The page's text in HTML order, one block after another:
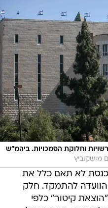
וחלוקת הסמכויות. ביהמ"ש
מושקוביץ
לא תאם כלל את
להתמקד. חלק
קיטור" כלפי